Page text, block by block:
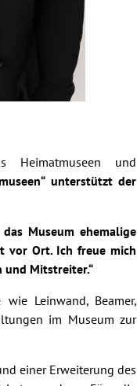
Heimatmuseen und
unterstützt der
Museum ehemalige
vor Ort. Ich freue mich
und Mitstreiter.“
Leinwand, Beamer,
im Museum zur
einer Erweiterung des